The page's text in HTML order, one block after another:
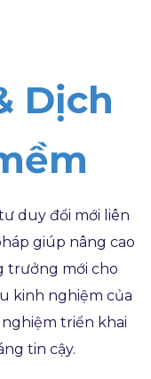
Dịch
duy đổi mới liên
giúp nâng cao
trưởng mới cho
kinh nghiệm của
triển khai
tin cậy.